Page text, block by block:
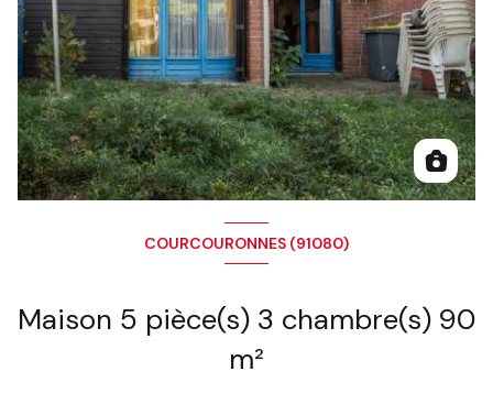
COURCOURONNES (91080)
Maison 5 pièce(s) 3 chambre(s) 90
m²